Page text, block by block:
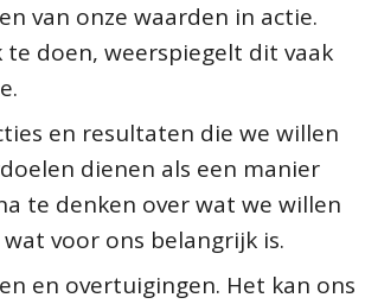
van onze waarden in actie.
doen, weerspiegelt dit vaak
en resultaten die we willen
dienen als een manier
te denken over wat we willen
voor ons belangrijk is.
en overtuigingen. Het kan ons